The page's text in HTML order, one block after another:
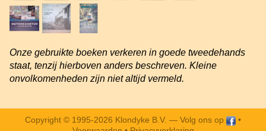
Onze gebruikte boeken verkeren in goede tweedehands
staat, tenzij hierboven anders beschreven. Kleine
onvolkomenheden zijn niet altijd vermeld.
Copyright © 1995-2026 Klondyke B.V. — Volg ons op
•